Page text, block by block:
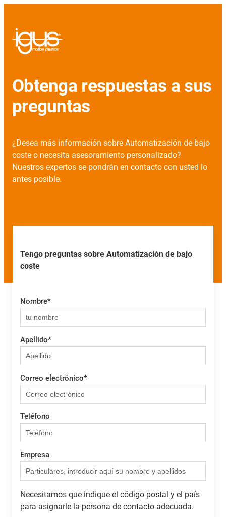
Obtenga respuestas a sus
preguntas
¿Desea más información sobre Automatización de bajo
coste o necesita asesoramiento personalizado?
Nuestros expertos se pondrán en contacto con usted lo
antes posible.
Tengo preguntas sobre Automatización de bajo
coste
Nombre*
Apellido*
Correo electrónico*
Teléfono
Empresa
Necesitamos que indique el código postal y el país
para asignarle la persona de contacto adecuada.